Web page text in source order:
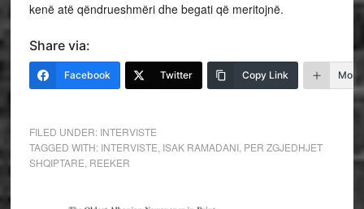
kenë atë qëndrueshmëri dhe begati që meritojnë.
Share via:
Facebook Twitter Copy Link More
FILED UNDER: INTERVISTE
TAGGED WITH: INTERVISTE ISAK RAMADANI, PER ZGJEDHJET
SHQIPTARE REEKER